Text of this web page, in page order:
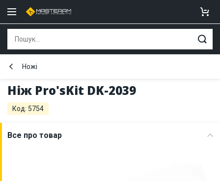
Ніж Pro'sKit DK-2039
Ножі
Код: 5754
Все про товар